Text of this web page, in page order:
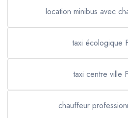
location minibus avec
taxi écologique
taxi centre ville
chauffeur